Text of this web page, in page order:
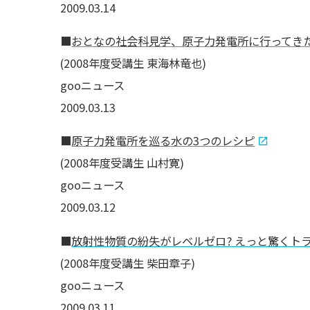
2009.03.14
■おとなの社会科見学、原子力発電所に行ってき
(2008年度受講生 東海林竜也)
gooニュース
2009.03.13
■原子力発電所を巡る水の3つのレシピ
(2008年度受講生 山村寛)
gooニュース
2009.03.12
■放射性物質の紛失がレベルゼロ? えっと驚くト
(2008年度受講生 柴田章子)
gooニュース